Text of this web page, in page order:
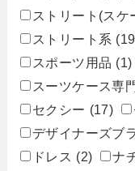
ストリート(スケ
ストリート系
スポーツ用品 (1)
スーツケース専
セクシー (17)
デザイナーズブ
ドレス (2) ナ